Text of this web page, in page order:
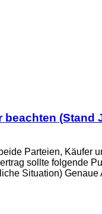
(Stand
Parteien, Käufer
sollte folgende
Situation) Genaue